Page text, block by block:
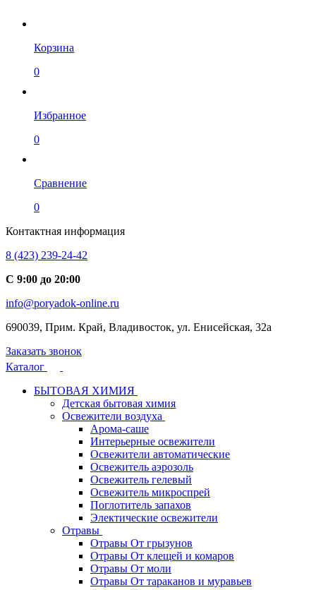
Корзина
0
Избранное
0
Сравнение
0
Контактная информация
8 (423) 239-24-42
С 9:00 до 20:00
info@poryadok-online.ru
690039, Прим. Край, Владивосток, ул. Енисейская, 32а
Заказать звонок
Каталог
БЫТОВАЯ ХИМИЯ
Детская бытовая химия
Освежители воздуха
Арома-саше
Интерьерные освежители
Освежители автоматические
Освежитель аэрозоль
Освежитель гелевый
Освежитель микроспрей
Поглотитель запахов
Электические освежители
Отравы
Отравы От грызунов
Отравы От клещей и комаров
Отравы От моли
Отравы От тараканов и муравьев